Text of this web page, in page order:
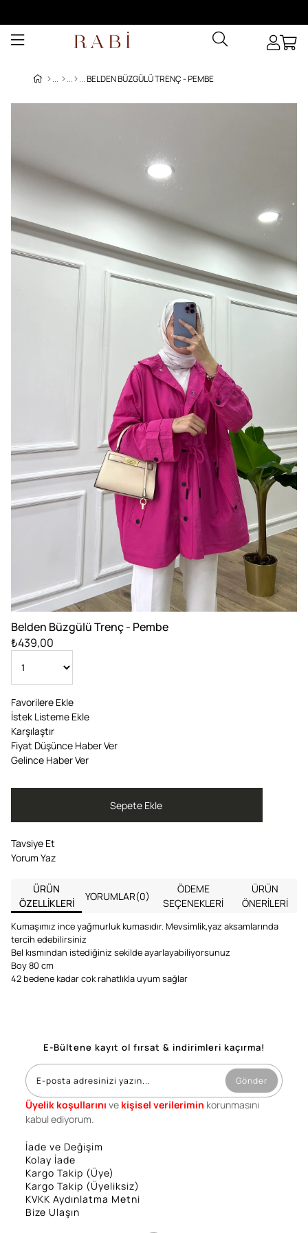
BELDEN BÜZGÜLÜ TRENÇ - PEMBE
Belden Büzgülü Trenç - Pembe
₺439,00
Favorilere Ekle
İstek Listeme Ekle
Karşılaştır
Fiyat Düşünce Haber Ver
Gelince Haber Ver
Tavsiye Et
Yorum Yaz
ÜRÜN
ÖZELLIKLERI
YORUMLAR(0)
ÖDEME
SEÇENEKLERI
ÜRÜN
ÖNERILERI
Kumaşımız ince yağmurluk kumasıdır. Mevsimlik,yaz aksamlarında
tercih edebilirsiniz
Bel kısmından istediğiniz sekilde ayarlayabiliyorsunuz
Boy 80 cm
42 bedene kadar cok rahatlıkla uyum sağlar
E-Bültene kayıt ol fırsat & indirimleri kaçırma!
Gönder
Üyelik koşullarını ve kişisel verilerimin korunmasını
kabul ediyorum.
İade ve Değişim
Kolay İade
Kargo Takip (Üye)
Kargo Takip (Üyeliksiz)
KVKK Aydınlatma Metni
Bize Ulaşın